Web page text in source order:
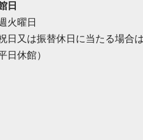
日
火曜日
祝日又は振替休日に当たる場合
日休館）